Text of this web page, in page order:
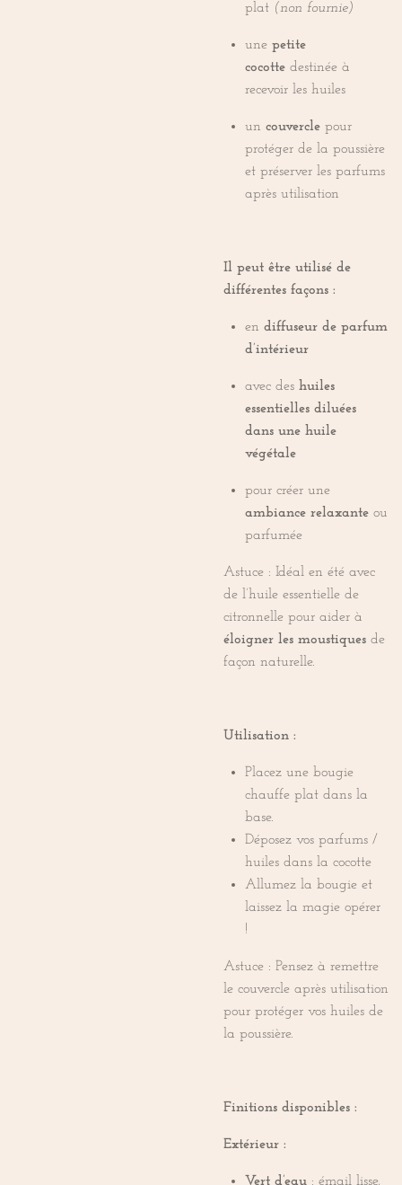
plat (non fournie)
une petite
cocotte destinée à
recevoir les huiles
un couvercle pour
protéger de la poussière
et préserver les parfums
après utilisation
Il peut être utilisé de
différentes façons :
en diffuseur de parfum
d’intérieur
avec des huiles
essentielles diluées
dans une huile
végétale
pour créer une
ambiance relaxante ou
parfumée
Astuce : Idéal en été avec
de l’huile essentielle de
citronnelle pour aider à
éloigner les moustiques de
façon naturelle.
Utilisation :
Placez une bougie
chauffe plat dans la
base.
Déposez vos parfums /
huiles dans la cocotte
Allumez la bougie et
laissez la magie opérer
!
Astuce : Pensez à remettre
le couvercle après utilisation
pour protéger vos huiles de
la poussière.
Finitions disponibles :
Extérieur :
Vert d’eau : émail lisse,